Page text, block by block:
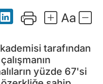
tarafından
yüzde 67'si